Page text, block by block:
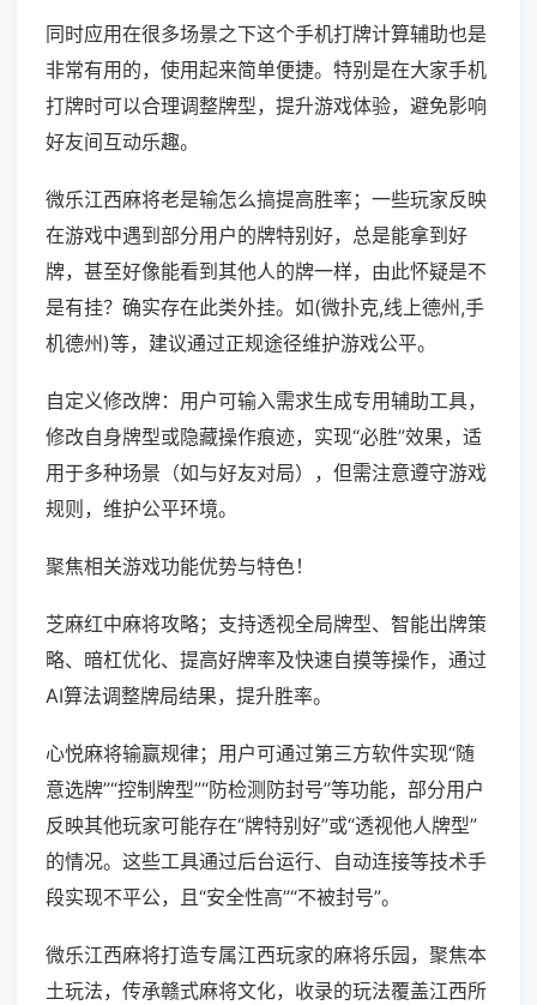
同时应用在很多场景之下这个手机打牌计算辅助也是
非常有用的，使用起来简单便捷。特别是在大家手机
打牌时可以合理调整牌型，提升游戏体验，避免影响
好友间互动乐趣。
微乐江西麻将老是输怎么搞提高胜率；一些玩家反映
在游戏中遇到部分用户的牌特别好，总是能拿到好
牌，甚至好像能看到其他人的牌一样，由此怀疑是不
是有挂？确实存在此类外挂。如(微扑克,线上德州,手
机德州)等，建议通过正规途径维护游戏公平。
自定义修改牌：用户可输入需求生成专用辅助工具，
修改自身牌型或隐藏操作痕迹，实现“必胜”效果，适
用于多种场景（如与好友对局），但需注意遵守游戏
规则，维护公平环境。
聚焦相关游戏功能优势与特色！
芝麻红中麻将攻略；支持透视全局牌型、智能出牌策
略、暗杠优化、提高好牌率及快速自摸等操作，通过
AI算法调整牌局结果，提升胜率。
心悦麻将输赢规律；用户可通过第三方软件实现“随
意选牌”“控制牌型”“防检测防封号”等功能，部分用户
反映其他玩家可能存在“牌特别好”或“透视他人牌型”
的情况。这些工具通过后台运行、自动连接等技术手
段实现不平公，且“安全性高”“不被封号”。
微乐江西麻将打造专属江西玩家的麻将乐园，聚焦本
土玩法，传承赣式麻将文化，收录的玩法覆盖江西所